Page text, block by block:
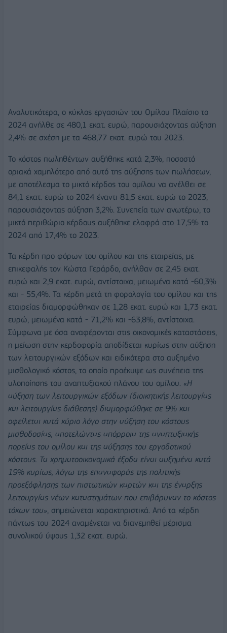
Αναλυτικότερα, ο κύκλος εργασιών του Ομίλου Πλαίσιο το
2024 ανήλθε σε 480,1 εκατ. ευρώ, παρουσιάζοντας αύξηση
2,4% σε σχέση με τα 468,77 εκατ. ευρώ του 2023.
Το κόστος πωληθέντων αυξήθηκε κατά 2,3%, ποσοστό
οριακά χαμηλότερο από αυτό της αύξησης των πωλήσεων,
με αποτέλεσμα το μικτό κέρδος του ομίλου να ανέλθει σε
84,1 εκατ. ευρώ το 2024 έναντι 81,5 εκατ. ευρώ το 2023,
παρουσιάζοντας αύξηση 3,2%. Συνεπεία των ανωτέρω, το
μικτό περιθώριο κέρδους αυξήθηκε ελαφρά στο 17,5% το
2024 από 17,4% το 2023.
Τα κέρδη προ φόρων του ομίλου και της εταιρείας, με
επικεφαλής τον Κώστα Γεράρδο, ανήλθαν σε 2,45 εκατ.
ευρώ και 2,9 εκατ. ευρώ, αντίστοιχα, μειωμένα κατά -60,3%
και - 55,4%. Τα κέρδη μετά τη φορολογία του ομίλου και της
εταιρείας διαμορφώθηκαν σε 1,28 εκατ. ευρώ και 1,73 εκατ.
ευρώ, μειωμένα κατά - 71,2% και -63,8%, αντίστοιχα.
Σύμφωνα με όσα αναφέρονται στις οικονομικές καταστάσεις,
η μείωση στην κερδοφορία αποδίδεται κυρίως στην αύξηση
των λειτουργικών εξόδων και ειδικότερα στο αυξημένο
μισθολογικό κόστος, το οποίο προέκυψε ως συνέπεια της
υλοποίησης του αναπτυξιακού πλάνου του ομίλου. «Η
αύξηση των λειτουργικών εξόδων (διοικητικής λειτουργίας
και λειτουργίας διάθεσης) διαμορφώθηκε σε 9% και
οφείλεται κατά κύριο λόγο στην αύξηση του κόστους
μισθοδοσίας, αποτελώντας απόρροια της αναπτυξιακής
πορείας του ομίλου και της αύξησης του εργοδοτικού
κόστους. Τα χρηματοοικονομικά έξοδα είναι αυξημένα κατά
19% κυρίως, λόγω της επαναφοράς της πολιτικής
προεξόφλησης των πιστωτικών καρτών και της έναρξης
λειτουργίας νέων καταστημάτων που επιβάρυναν το κόστος
τόκων του», σημειώνεται χαρακτηριστικά. Από τα κέρδη
πάντως του 2024 αναμένεται να διανεμηθεί μέρισμα
συνολικού ύψους 1,32 εκατ. ευρώ.